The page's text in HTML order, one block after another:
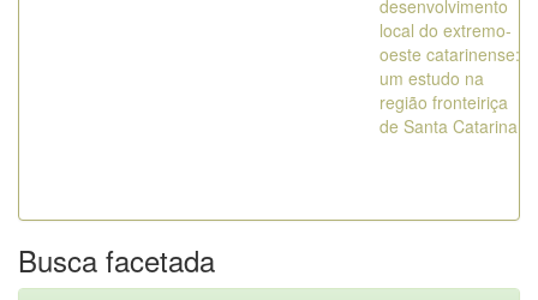
desenvolvimento
local do extremo-
oeste catarinense:
um estudo na
região fronteiriça
de Santa Catarina
Busca facetada